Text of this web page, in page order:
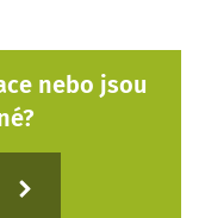
nebo jsou